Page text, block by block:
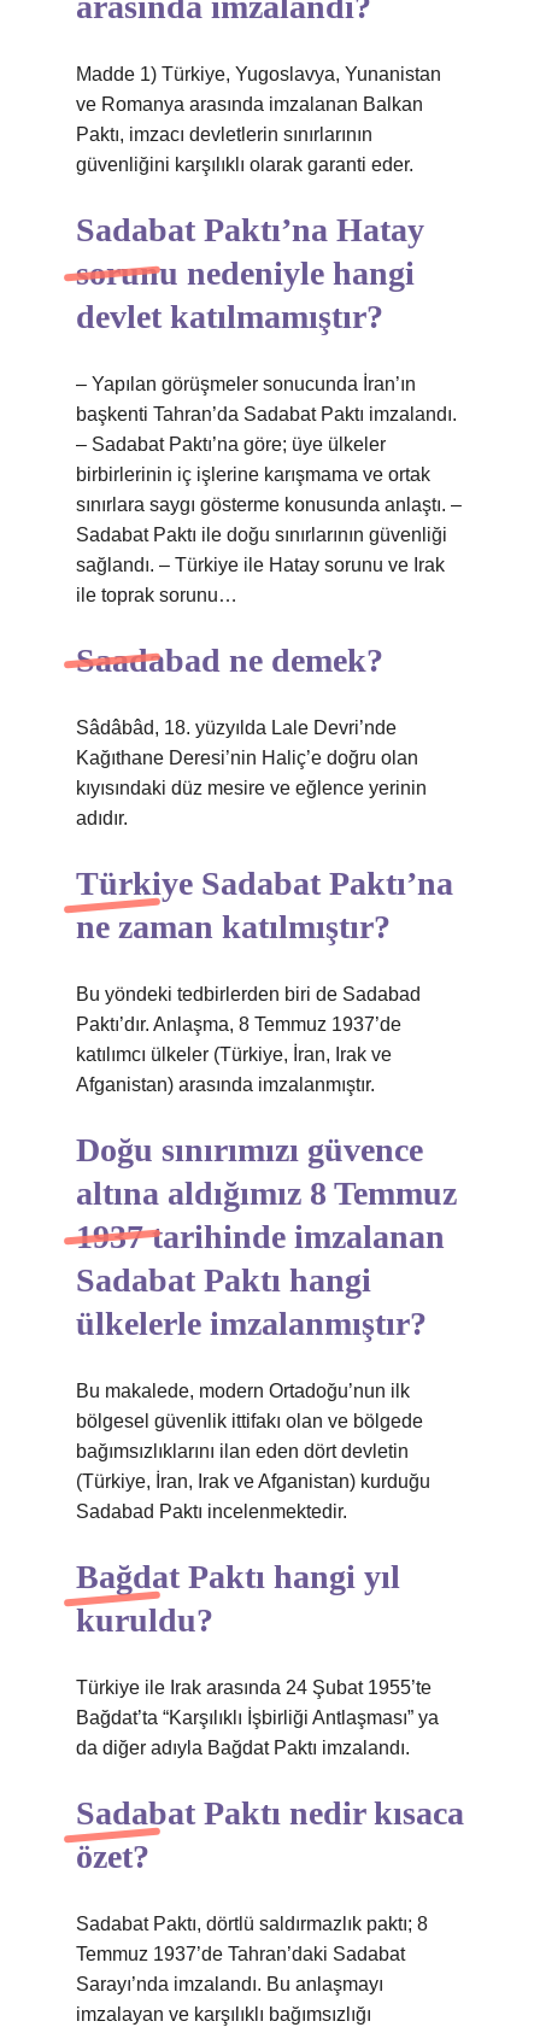
Madde 1) Türkiye, Yugoslavya, Yunanistan
ve Romanya arasında imzalanan Balkan
Paktı, imzacı devletlerin sınırlarının
güvenliğini karşılıklı olarak garanti eder.
Sadabat Paktı’na Hatay
sorunu nedeniyle hangi
devlet katılmamıştır?
– Yapılan görüşmeler sonucunda İran’ın
başkenti Tahran’da Sadabat Paktı imzalandı.
– Sadabat Paktı’na göre; üye ülkeler
birbirlerinin iç işlerine karışmama ve ortak
sınırlara saygı gösterme konusunda anlaştı. –
Sadabat Paktı ile doğu sınırlarının güvenliği
sağlandı. – Türkiye ile Hatay sorunu ve Irak
ile toprak sorunu…
Saadabad ne demek?
Sâdâbâd, 18. yüzyılda Lale Devri’nde
Kağıthane Deresi’nin Haliç’e doğru olan
kıyısındaki düz mesire ve eğlence yerinin
adıdır.
Türkiye Sadabat Paktı’na
ne zaman katılmıştır?
Bu yöndeki tedbirlerden biri de Sadabad
Paktı’dır. Anlaşma, 8 Temmuz 1937’de
katılımcı ülkeler (Türkiye, İran, Irak ve
Afganistan) arasında imzalanmıştır.
Doğu sınırımızı güvence
altına aldığımız 8 Temmuz
1937 tarihinde imzalanan
Sadabat Paktı hangi
ülkelerle imzalanmıştır?
Bu makalede, modern Ortadoğu’nun ilk
bölgesel güvenlik ittifakı olan ve bölgede
bağımsızlıklarını ilan eden dört devletin
(Türkiye, İran, Irak ve Afganistan) kurduğu
Sadabad Paktı incelenmektedir.
Bağdat Paktı hangi yıl
kuruldu?
Türkiye ile Irak arasında 24 Şubat 1955’te
Bağdat’ta “Karşılıklı İşbirliği Antlaşması” ya
da diğer adıyla Bağdat Paktı imzalandı.
Sadabat Paktı nedir kısaca
özet?
Sadabat Paktı, dörtlü saldırmazlık paktı; 8
Temmuz 1937’de Tahran’daki Sadabat
Sarayı’nda imzalandı. Bu anlaşmayı
imzalayan ve karşılıklı bağımsızlığı